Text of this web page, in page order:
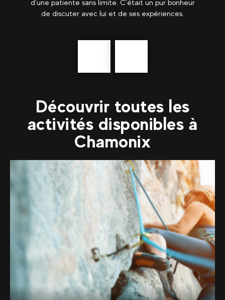
d’une patiente sans limite. C’était un pur bonheur
de discuter avec lui et de ses expériences.
Découvrir toutes les
activités disponibles à
Chamonix